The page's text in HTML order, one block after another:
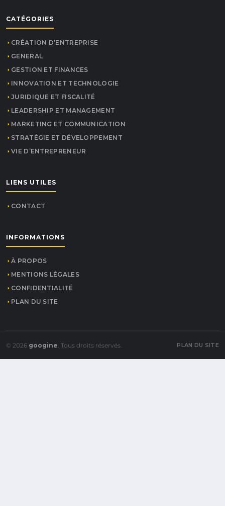
CATÉGORIES
CRÉATION D’ENTREPRISE
GENERAL
GESTION ET FINANCES
INNOVATION ET TECHNOLOGIE
JURIDIQUE ET FISCALITÉ
LEADERSHIP ET MANAGEMENT
MARKETING ET COMMUNICATION
STRATÉGIE ET DÉVELOPPEMENT
VIE D’ENTREPRENEUR
LIENS UTILES
CONTACT
INFORMATIONS
À PROPOS
MENTIONS LÉGALES
CONFIDENTIALITÉ
PLAN DU SITE
© 2026 googine. Tous droits réservés. PLAN DU SITE